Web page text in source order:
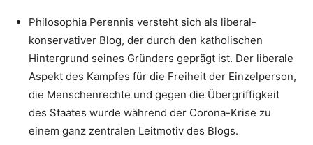
Philosophia Perennis versteht sich als liberal-
konservativer Blog, der durch den katholischen
Hintergrund seines Gründers geprägt ist. Der liberale
Aspekt des Kampfes für die Freiheit der Einzelperson,
die Menschenrechte und gegen die Übergriffigkeit
des Staates wurde während der Corona-Krise zu
einem ganz zentralen Leitmotiv des Blogs.